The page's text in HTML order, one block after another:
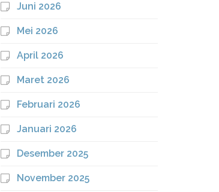
Juni 2026
Mei 2026
April 2026
Maret 2026
Februari 2026
Januari 2026
Desember 2025
November 2025